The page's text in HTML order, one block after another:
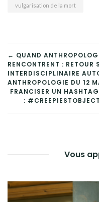
vulgarisation de la mort
DE
L’ARTICLE
← QUAND
RENCONTRENT : RETOUR
INTERDISCIPLINAIRE
ANTHROPOLOGIE DU 12
FRANCISER UN
:
Vous